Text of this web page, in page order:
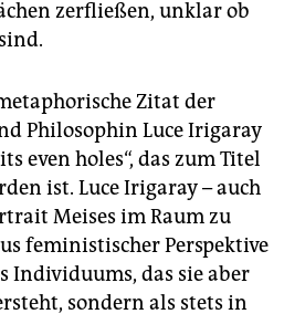
zerfließen, unklar ob
Zitat der
Philosophin Luce Irigaray
even holes“, das zum Titel
ist. Luce Irigaray – auch
Meises im Raum zu
feministischer Perspektive
Individuums, das sie aber
sondern als stets in